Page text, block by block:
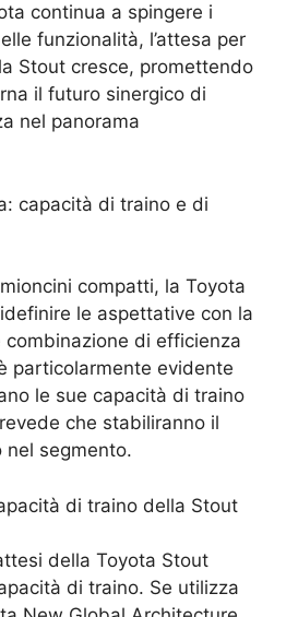
continua a spingere i
funzionalità, l’attesa per
Stout cresce, promettendo
il futuro sinergico di
nel panorama
capacità di traino e di
compatti, la Toyota
le aspettative con la
combinazione di efficienza
particolarmente evidente
le sue capacità di traino
che stabiliranno il
segmento.
di traino della Stout
della Toyota Stout
di traino. Se utilizza